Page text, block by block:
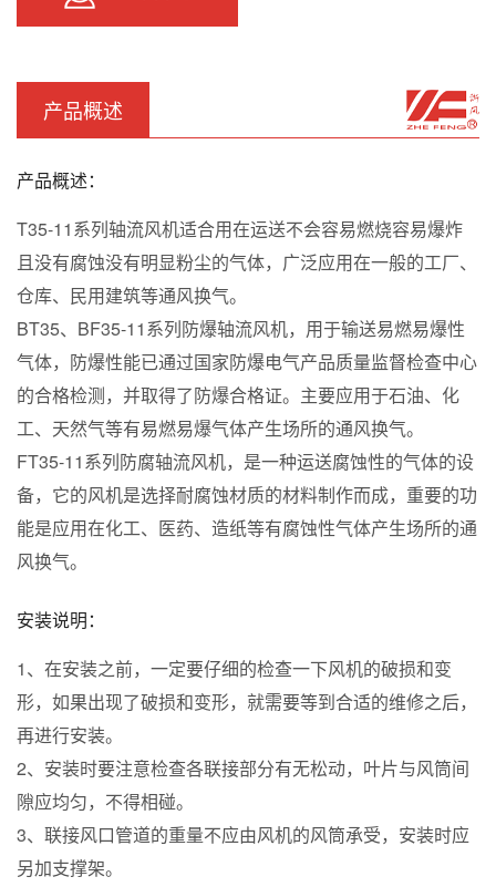
产品概述
产品概述：
T35-11系列轴流风机适合用在运送不会容易燃烧容易爆炸
且没有腐蚀没有明显粉尘的气体，广泛应用在一般的工厂、
仓库、民用建筑等通风换气。
BT35、BF35-11系列防爆轴流风机，用于输送易燃易爆性
气体，防爆性能已通过国家防爆电气产品质量监督检查中心
的合格检测，并取得了防爆合格证。主要应用于石油、化
工、天然气等有易燃易爆气体产生场所的通风换气。
FT35-11系列防腐轴流风机，是一种运送腐蚀性的气体的设
备，它的风机是选择耐腐蚀材质的材料制作而成，重要的功
能是应用在化工、医药、造纸等有腐蚀性气体产生场所的通
风换气。
安装说明：
1、在安装之前，一定要仔细的检查一下风机的破损和变
形，如果出现了破损和变形，就需要等到合适的维修之后，
再进行安装。
2、安装时要注意检查各联接部分有无松动，叶片与风筒间
隙应均匀，不得相碰。
3、联接风口管道的重量不应由风机的风筒承受，安装时应
另加支撑架。